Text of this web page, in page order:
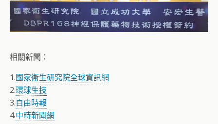
相關新聞：
1.國家衛生研究院全球資訊網
2.環球生技
3.自由時報
4.中時新聞網